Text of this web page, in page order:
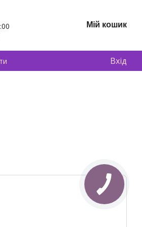
Мій кошик
Вхід